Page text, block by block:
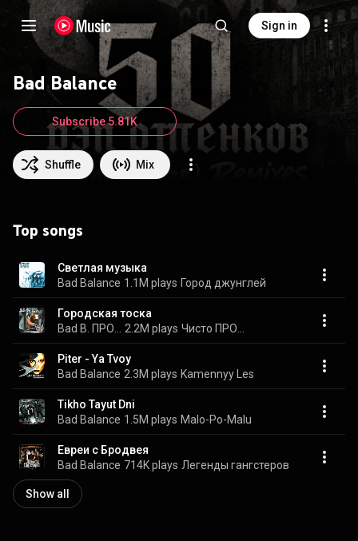
Sign in
Bad Balance
Shuffle Mix
Subscribe 5.81K
Top songs
Светлая музыка
Bad Balance 1.1M plays Город джунглей
Городская тоска
Bad B. ПРО...
2.2M plays Чисто ПРО...
Piter - Ya Tvoy
Bad Balance 2.3M plays Kamennyy Les
Tikho Tayut Dni
Bad Balance 1.5M plays Malo-Po-Malu
Евреи с Бродвея
Bad Balance 714K plays Легенды гангстеров
Show all